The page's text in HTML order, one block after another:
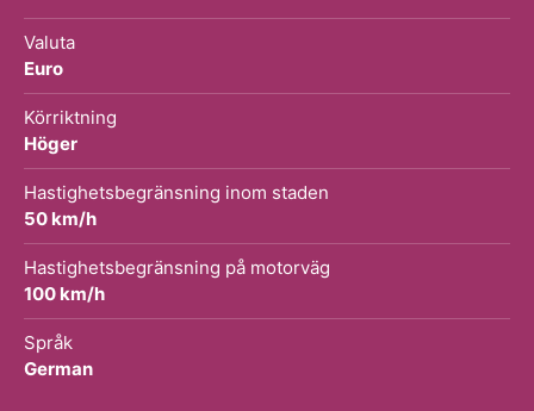
Valuta
Euro
Körriktning
Höger
Hastighetsbegränsning inom staden
50 km/h
Hastighetsbegränsning på motorväg
100 km/h
Språk
German